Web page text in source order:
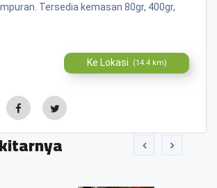
Tersedia kemasan 80gr, 400gr,
Ke Lokasi (14.4 km)